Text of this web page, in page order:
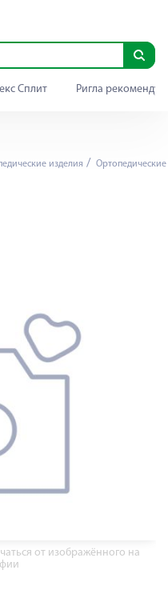
Сплит Ригла
изделия Ортопедические
от изображённого на